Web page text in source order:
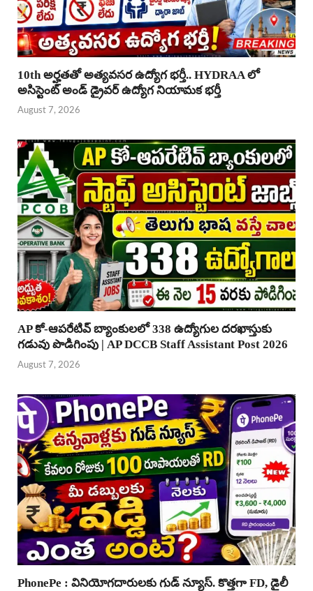
10th అర్హతతో అత్యవసర ఉద్యోగ భర్తీ.. HYDRAA లో
అసిస్టెంట్ అండ్ డ్రైవర్ ఉద్యోగ నియామక భర్తీ
August 7, 2026
AP కో-ఆపరేటివ్ బ్యాంకులలో 338 ఉద్యోగుల దరఖాస్తుకు
గడువు పొడిగింపు | AP DCCB Staff Assistant Post 2026
August 7, 2026
PhonePe : వినియోగదారులకు గుడ్ న్యూస్. కొత్తగా FD, డైలీ